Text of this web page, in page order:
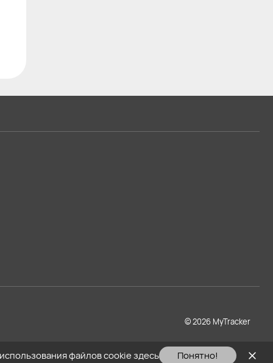
файлов cookie здесь Понятно!
© 2026 MyTracker